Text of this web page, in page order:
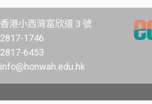
香港小西灣富欣道 3 號
2817-1746
2817-6453
info@honwah.edu.hk